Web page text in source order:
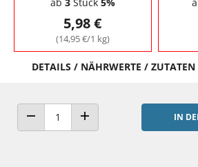
5,98 €
(14,95 €/1 kg)
DETAILS / NÄHRWERTE / ZUTATEN
ANZAHL VERRINGERNANZAHL ERHÖHEN
IN